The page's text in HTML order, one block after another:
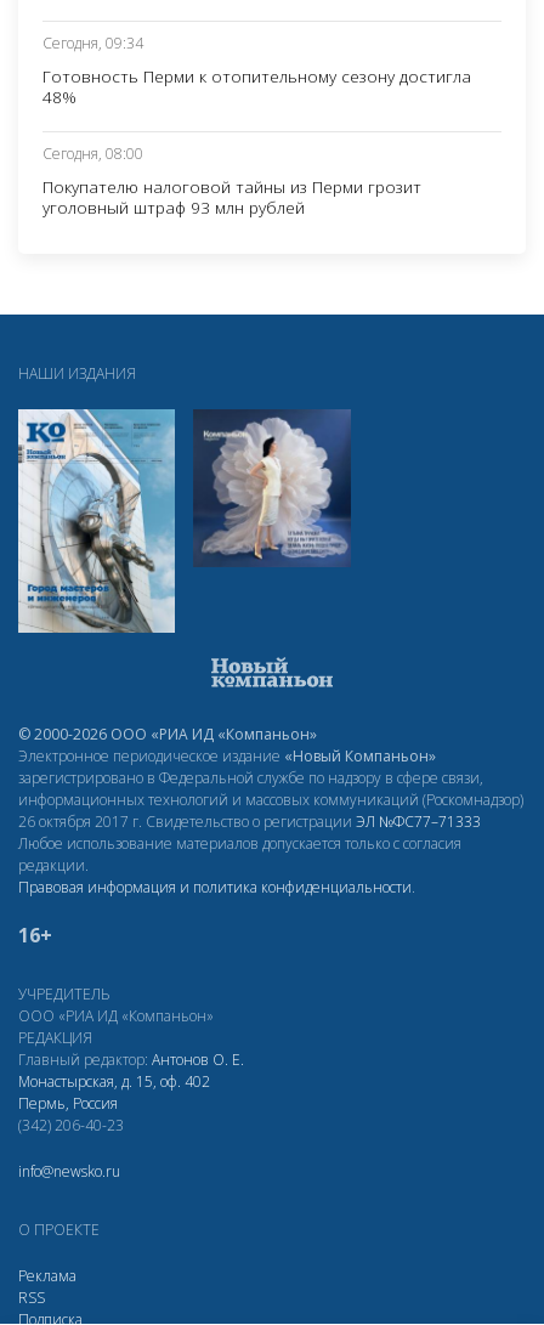
Сегодня, 09:34
Готовность Перми к отопительному сезону достигла
48%
Сегодня, 08:00
Покупателю налоговой тайны из Перми грозит
уголовный штраф 93 млн рублей
НАШИ ИЗДАНИЯ
© 2000-2026 ООО «РИА ИД «Компаньон»
Электронное периодическое издание «Новый Компаньон»
зарегистрировано в Федеральной службе по надзору в сфере связи,
информационных технологий и массовых коммуникаций (Роскомнадзор)
26 октября 2017 г. Свидетельство о регистрации ЭЛ №ФС77–71333
Любое использование материалов допускается только с согласия
редакции.
Правовая информация и политика конфиденциальности.
16+
УЧРЕДИТЕЛЬ
ООО «РИА ИД «Компаньон»
РЕДАКЦИЯ
Главный редактор: Антонов О. Е.
Монастырская, д. 15, оф. 402
Пермь, Россия
(342) 206-40-23
info@newsko.ru
О ПРОЕКТЕ
Реклама
RSS
Подписка